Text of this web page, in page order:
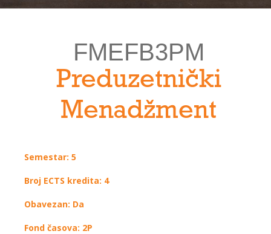
FMEFB3PM
Preduzetnički
Menadžment
Semestar: 5
Broj ECTS kredita: 4
Obavezan: Da
Fond časova: 2P